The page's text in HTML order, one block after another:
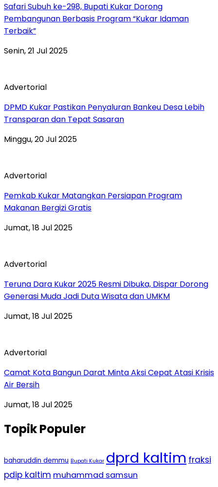
Safari Subuh ke-298, Bupati Kukar Dorong
Pembangunan Berbasis Program “Kukar Idaman
Terbaik”
Senin, 21 Jul 2025
Advertorial
DPMD Kukar Pastikan Penyaluran Bankeu Desa Lebih
Transparan dan Tepat Sasaran
Minggu, 20 Jul 2025
Advertorial
Pemkab Kukar Matangkan Persiapan Program
Makanan Bergizi Gratis
Jumat, 18 Jul 2025
Advertorial
Teruna Dara Kukar 2025 Resmi Dibuka, Dispar Dorong
Generasi Muda Jadi Duta Wisata dan UMKM
Jumat, 18 Jul 2025
Advertorial
Camat Kota Bangun Darat Minta Aksi Cepat Atasi Krisis
Air Bersih
Jumat, 18 Jul 2025
Topik Populer
baharuddin demmu Bupati Kukar dprd kaltim fraksi
pdip kaltim muhammad samsun